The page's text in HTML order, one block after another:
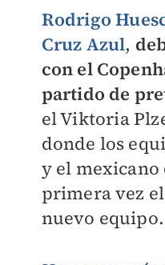
Rodrigo
Cruz Azul,
con el
partido de
elViktoria
donde los
y el
primera vez
nuevo equipo.